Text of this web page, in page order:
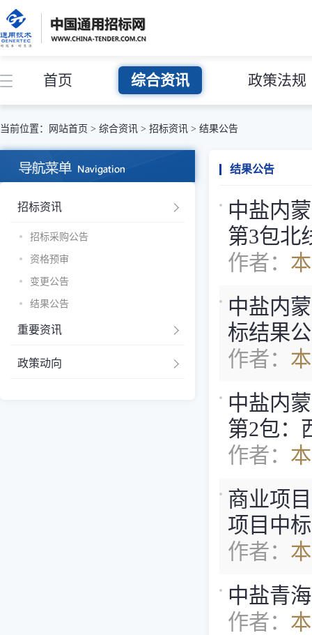
首页 综合资讯 政策法规
当前位置： 网站首页 > 综合资讯 > 招标资讯 > 结果公告
招标资讯
招标采购公告
资格预审
变更公告
结果公告
重要资讯
政策动向
结果公告
中盐内
第3包北
作者：
中盐内
标结果
作者：
中盐内
第2包：
作者：
商业项
项目中
作者：
中盐青
作者：